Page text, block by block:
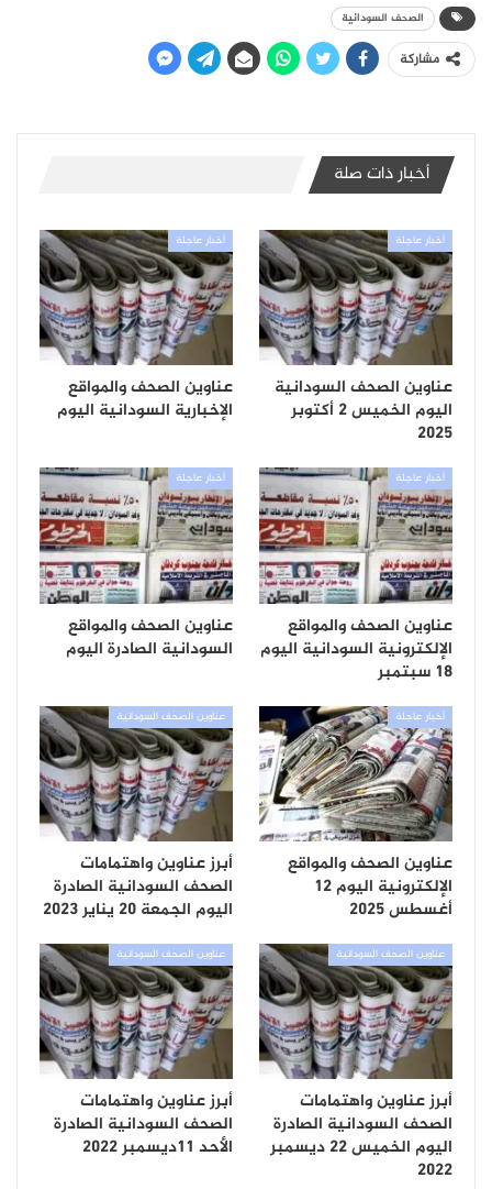
الصحف السودانية
مشاركة
أخبار ذات صلة
أخبار عاجلة
عناوين الصحف السودانية
اليوم الخميس 2 أكتوبر
2025
أخبار عاجلة
عناوين الصحف والمواقع
الإخبارية السودانية اليوم
أخبار عاجلة
عناوين الصحف والمواقع
الإلكترونية السودانية اليوم
18 سبتمبر
أخبار عاجلة
عناوين الصحف والمواقع
السودانية الصادرة اليوم
أخبار عاجلة
عناوين الصحف والمواقع
الإلكترونية اليوم 12
أغسطس 2025
عناوين الصحف السودانية
أبرز عناوين واهتمامات
الصحف السودانية الصادرة
اليوم الجمعة 20 يناير 2023
عناوين الصحف السودانية
أبرز عناوين واهتمامات
الصحف السودانية الصادرة
اليوم الخميس 22 ديسمبر
2022
عناوين الصحف السودانية
أبرز عناوين واهتمامات
الصحف السودانية الصادرة
الأحد 11ديسمبر 2022